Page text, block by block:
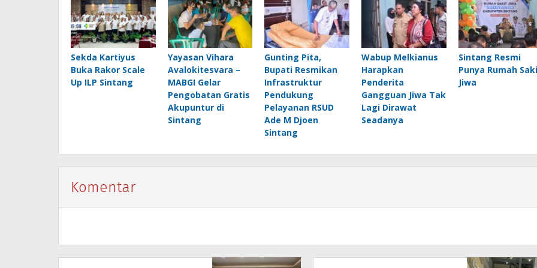
Sekda Kartiyus
Buka Rakor Scale
Up ILP Sintang
Yayasan Vihara
Avalokitesvara –
MABGI Gelar
Pengobatan Gratis
Akupuntur di
Sintang
Gunting Pita,
Bupati Resmikan
Infrastruktur
Pendukung
Pelayanan RSUD
Ade M Djoen
Sintang
Wabup Melkianus
Harapkan
Penderita
Gangguan Jiwa Tak
Lagi Dirawat
Seadanya
Sintang Resmi
Punya Rumah
Jiwa
Komentar